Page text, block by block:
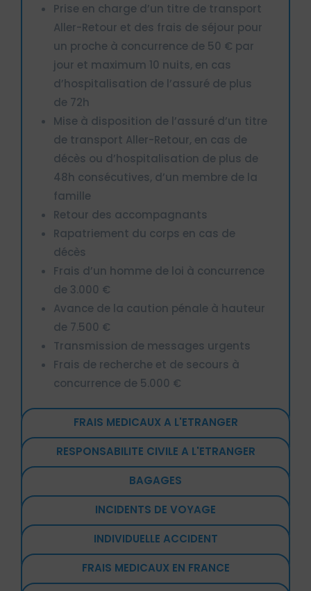
Prise en charge d’un titre de transport
Aller-Retour et des frais de séjour pour
un proche à concurrence de 50 € par
jour et maximum 10 nuits, en cas
d’hospitalisation de l’assuré de plus
de 72h
Mise à disposition de l’assuré d’un titre
de transport Aller-Retour, en cas de
décès ou d’hospitalisation de plus de
48h consécutives, d’un membre de la
famille
Retour des accompagnants
Rapatriement du corps en cas de
décès
Frais d’un homme de loi à concurrence
de 3.000 €
Avance de la caution pénale à hauteur
de 7.500 €
Transmission de messages urgents
Frais de recherche et de secours à
concurrence de 5.000 €
FRAIS MEDICAUX A L'ETRANGER
RESPONSABILITE CIVILE A L'ETRANGER
BAGAGES
INCIDENTS DE VOYAGE
INDIVIDUELLE ACCIDENT
FRAIS MEDICAUX EN FRANCE